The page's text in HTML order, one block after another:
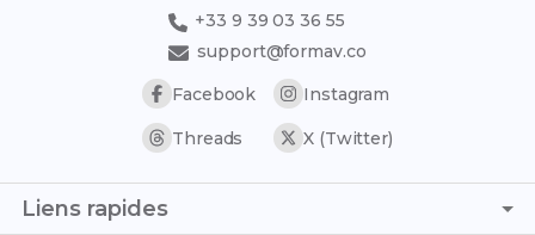
+33 9 39 03 36 55
support@formav.co
Facebook
Instagram
Threads X (Twitter)
Liens rapides